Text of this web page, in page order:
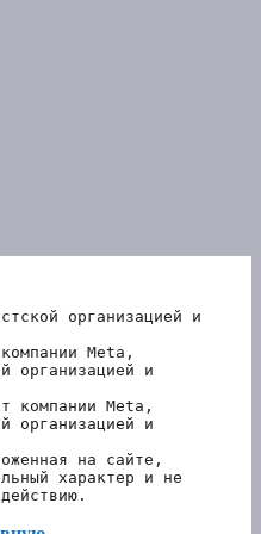
организацией и
Meta,
организацией и
компании Meta,
организацией и
на сайте,
характер и не